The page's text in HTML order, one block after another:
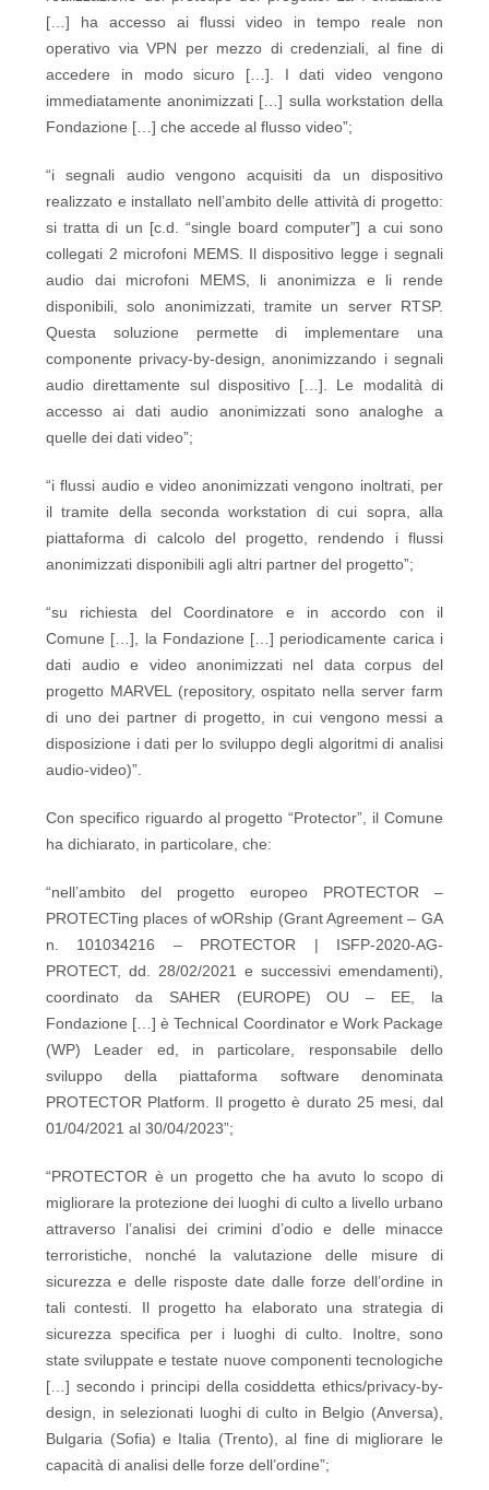
[…] ha accesso ai flussi video in tempo reale non
operativo via VPN per mezzo di credenziali, al fine di
accedere in modo sicuro […]. I dati video vengono
immediatamente anonimizzati […] sulla workstation della
Fondazione […] che accede al flusso video”;
“i segnali audio vengono acquisiti da un dispositivo
realizzato e installato nell’ambito delle attività di progetto:
si tratta di un [c.d. “single board computer”] a cui sono
collegati 2 microfoni MEMS. Il dispositivo legge i segnali
audio dai microfoni MEMS, li anonimizza e li rende
disponibili, solo anonimizzati, tramite un server RTSP.
Questa soluzione permette di implementare una
componente privacy-by-design, anonimizzando i segnali
audio direttamente sul dispositivo […]. Le modalità di
accesso ai dati audio anonimizzati sono analoghe a
quelle dei dati video”;
“i flussi audio e video anonimizzati vengono inoltrati, per
il tramite della seconda workstation di cui sopra, alla
piattaforma di calcolo del progetto, rendendo i flussi
anonimizzati disponibili agli altri partner del progetto”;
“su richiesta del Coordinatore e in accordo con il
Comune […], la Fondazione […] periodicamente carica i
dati audio e video anonimizzati nel data corpus del
progetto MARVEL (repository, ospitato nella server farm
di uno dei partner di progetto, in cui vengono messi a
disposizione i dati per lo sviluppo degli algoritmi di analisi
audio-video)”.
Con specifico riguardo al progetto “Protector”, il Comune
ha dichiarato, in particolare, che:
“nell’ambito del progetto europeo PROTECTOR –
PROTECTing places of wORship (Grant Agreement – GA
n. 101034216 – PROTECTOR | ISFP-2020-AG-
PROTECT, dd. 28/02/2021 e successivi emendamenti),
coordinato da SAHER (EUROPE) OU – EE, la
Fondazione […] è Technical Coordinator e Work Package
(WP) Leader ed, in particolare, responsabile dello
sviluppo della piattaforma software denominata
PROTECTOR Platform. Il progetto è durato 25 mesi, dal
01/04/2021 al 30/04/2023”;
“PROTECTOR è un progetto che ha avuto lo scopo di
migliorare la protezione dei luoghi di culto a livello urbano
attraverso l’analisi dei crimini d’odio e delle minacce
terroristiche, nonché la valutazione delle misure di
sicurezza e delle risposte date dalle forze dell’ordine in
tali contesti. Il progetto ha elaborato una strategia di
sicurezza specifica per i luoghi di culto. Inoltre, sono
state sviluppate e testate nuove componenti tecnologiche
[…] secondo i principi della cosiddetta ethics/privacy-by-
design, in selezionati luoghi di culto in Belgio (Anversa),
Bulgaria (Sofia) e Italia (Trento), al fine di migliorare le
capacità di analisi delle forze dell’ordine”;